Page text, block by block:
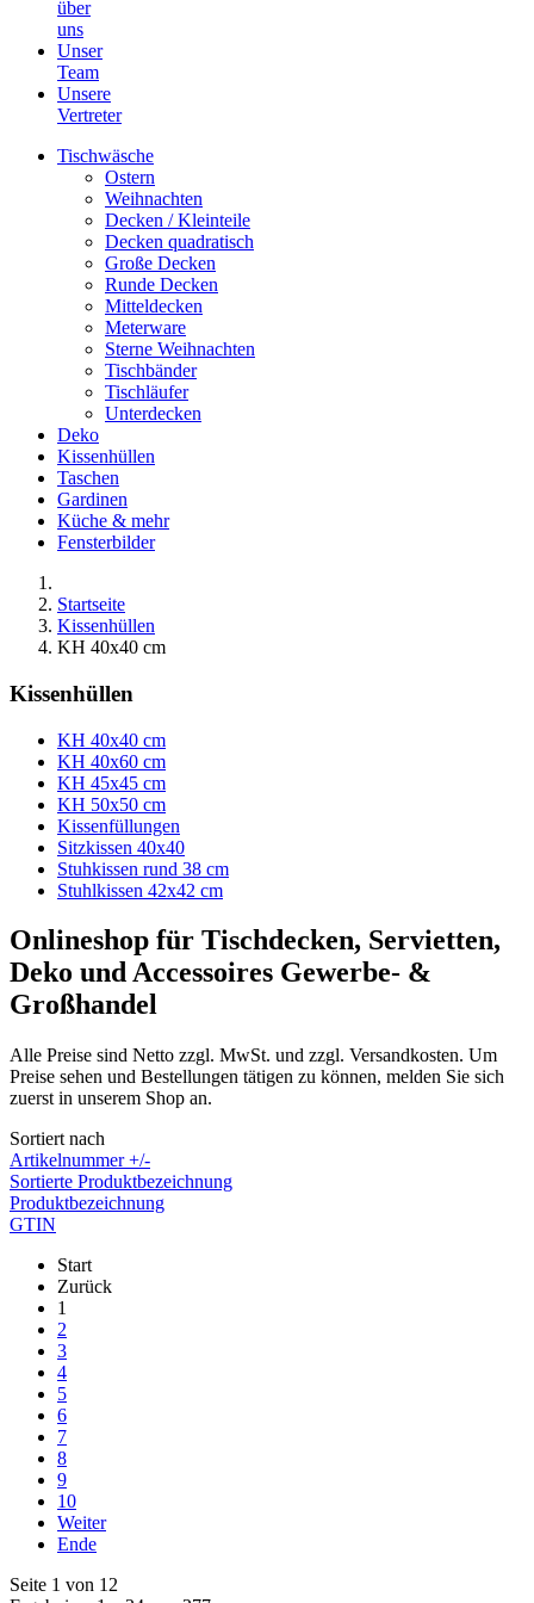
über
uns
Unser
Team
Unsere
Vertreter
Tischwäsche
Ostern
Weihnachten
Decken / Kleinteile
Decken quadratisch
Große Decken
Runde Decken
Mitteldecken
Meterware
Sterne Weihnachten
Tischbänder
Tischläufer
Unterdecken
Deko
Kissenhüllen
Taschen
Gardinen
Küche & mehr
Fensterbilder
Startseite
Kissenhüllen
KH 40x40 cm
Kissenhüllen
KH 40x40 cm
KH 40x60 cm
KH 45x45 cm
KH 50x50 cm
Kissenfüllungen
Sitzkissen 40x40
Stuhkissen rund 38 cm
Stuhlkissen 42x42 cm
Onlineshop für Tischdecken, Servietten,
Deko und Accessoires Gewerbe- &
Großhandel
Alle Preise sind Netto zzgl. MwSt. und zzgl. Versandkosten. Um
Preise sehen und Bestellungen tätigen zu können, melden Sie sich
zuerst in unserem Shop an.
Sortiert nach
Artikelnummer +/-
Sortierte Produktbezeichnung
Produktbezeichnung
GTIN
Start
Zurück
1
2
3
4
5
6
7
8
9
10
Weiter
Ende
Seite 1 von 12